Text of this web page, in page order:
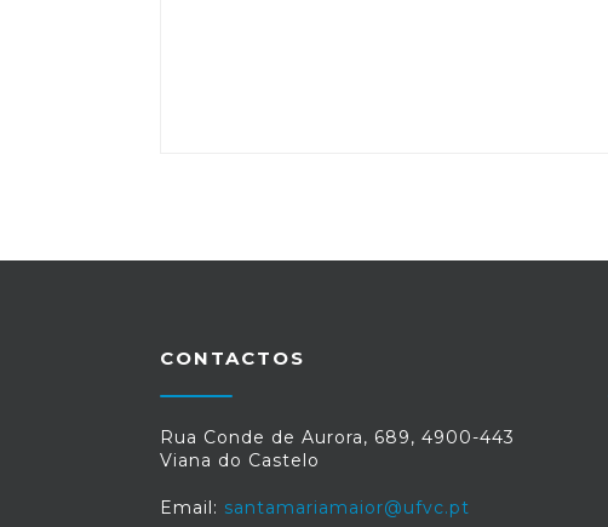
CONTACTOS
Rua Conde de Aurora, 689, 4900-443
Viana do Castelo
Email: santamariamaior@ufvc.pt